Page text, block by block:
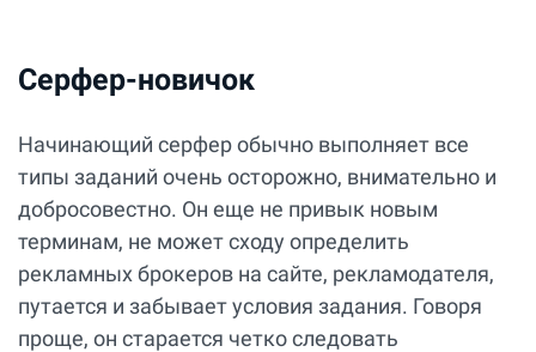
Серфер-новичок
Начинающий серфер обычно выполняет все
типы заданий очень осторожно, внимательно и
добросовестно. Он еще не привык новым
терминам, не может сходу определить
рекламных брокеров на сайте, рекламодателя,
путается и забывает условия задания. Говоря
проще, он старается четко следовать